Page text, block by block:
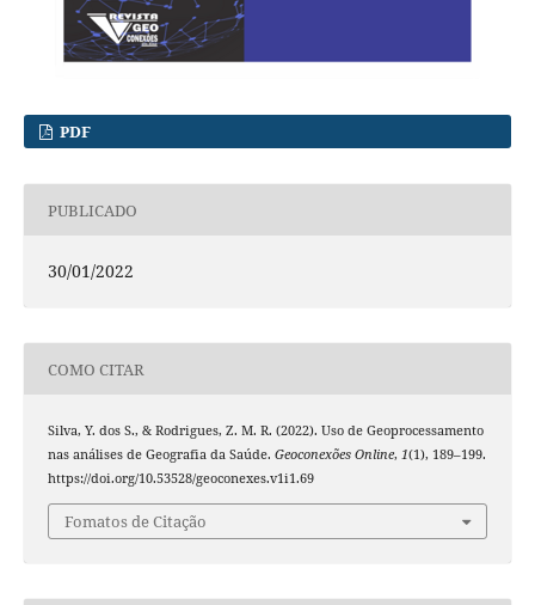
PDF
PUBLICADO
30/01/2022
COMO CITAR
Silva, Y. dos S., & Rodrigues, Z. M. R. (2022). Uso de Geoprocessamento
nas análises de Geografia da Saúde. Geoconexões Online, 1(1), 189–199.
https://doi.org/10.53528/geoconexes.v1i1.69
Fomatos de Citação